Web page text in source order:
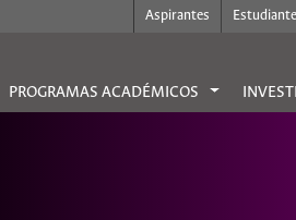
Aspirantes
PROGRAMAS ACADÉMICOS